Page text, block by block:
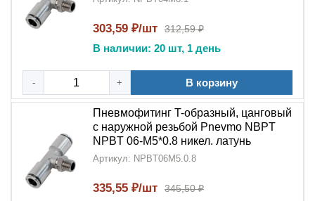
наружной резьбой NPT NPBT
профессиональное решение для создания надежных
разветвлений в пневматических системах. Благодаря
сочетаниюцангового механизма,наружной резьбы
NPTи никелированного латунного корпуса
этоттройникобеспечивает простой монтаж и
долговечную работу оборудования.
303,59 ₽/шт 312,59 ₽
В наличии: 20 шт, 1 день
- + В корзину
Пневмофитинг T-образный, цанговый
с наружной резьбой Pnevmo NBPT
NPBT 06-M5*0.8 никел. латунь
Артикул: NPBT06M5.0.8
335,55 ₽/шт 345,50 ₽